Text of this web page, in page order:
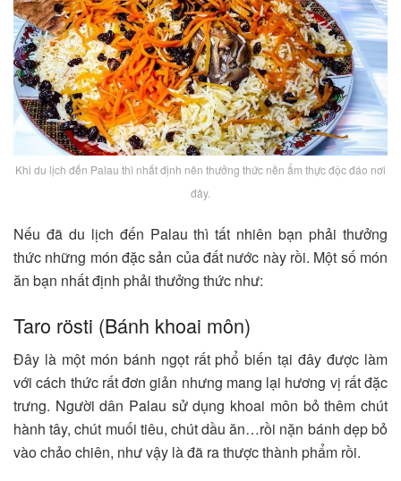
Khi du lịch đến Palau thì nhất định nên thưởng thức nền ẩm thực độc đáo nơi
đây.
Nếu đã du lịch đến Palau thì tất nhiên bạn phải thưởng
thức những món đặc sản của đất nước này rồi. Một số món
ăn bạn nhất định phải thưởng thức như:
Taro rösti (Bánh khoai môn)
Đây là một món bánh ngọt rất phổ biến tại đây được làm
với cách thức rất đơn giản nhưng mang lại hương vị rất đặc
trưng. Người dân Palau sử dụng khoai môn bỏ thêm chút
hành tây, chút muối tiêu, chút dầu ăn…rồi nặn bánh dẹp bỏ
vào chảo chiên, như vậy là đã ra thược thành phẩm rồi.